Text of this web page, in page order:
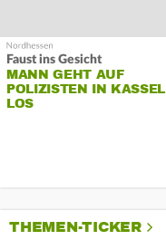
Faust ins Gesicht
MANN GEHT AUF
POLIZISTEN IN KASSEL
LOS
THEMEN-TICKER